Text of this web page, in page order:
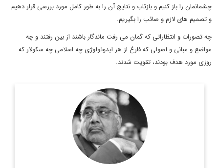
چشمانمان را باز کنیم و بازتاب و نتایج آن را به طور کامل مورد بررسی قرار دهیم
و تصمیم های لازم و صائب را بگیریم.
چه تصورات و انتظاراتی که گمان می رفت ماندگار باشند از بین رفتند و چه
مواضع و مبانی و اصولی که فارغ از هر ایدوئولوژی چه اسلامی چه سکولار که
روزی مورد هدف بودند، تقویت شدند.
دكتر عادل عبدالمهدي (متولد 1942) اقتصاددان و سياستمدار، وزير
نفت، معاون سابق رئيس جمهوري و از رهبران مجلس اعلاي
اسلامي عراق است. وي همچنين در دولت موقت اياد علاوي، ...
اطلاعات بیشتر